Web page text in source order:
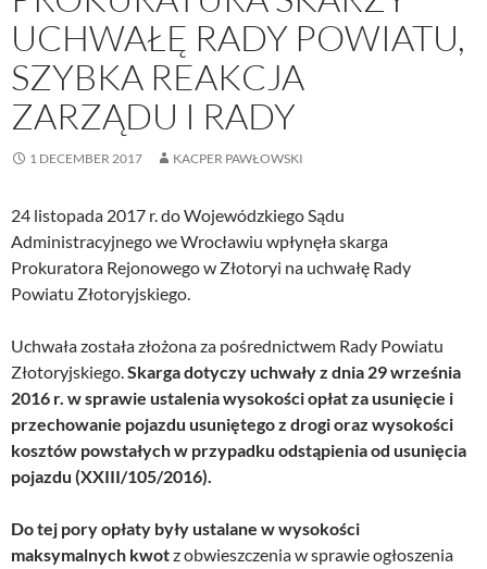
UCHWAŁĘ RADY POWIATU,
SZYBKA REAKCJA
ZARZĄDU I RADY
1 DECEMBER 2017 KACPER PAWŁOWSKI
24 listopada 2017 r. do Wojewódzkiego Sądu
Administracyjnego we Wrocławiu wpłynęła skarga
Prokuratora Rejonowego w Złotoryi na uchwałę Rady
Powiatu Złotoryjskiego.
Uchwała została złożona za pośrednictwem Rady Powiatu
Złotoryjskiego.Skarga dotyczy uchwały z dnia 29 września
2016 r. w sprawie ustalenia wysokości opłat za usunięcie i
przechowanie pojazdu usuniętego z drogi oraz wysokości
kosztów powstałych w przypadku odstąpienia od usunięcia
pojazdu (XXIII/105/2016).
Do tej pory opłaty były ustalane w wysokości
maksymalnych kwotz obwieszczenia w sprawie ogłoszenia